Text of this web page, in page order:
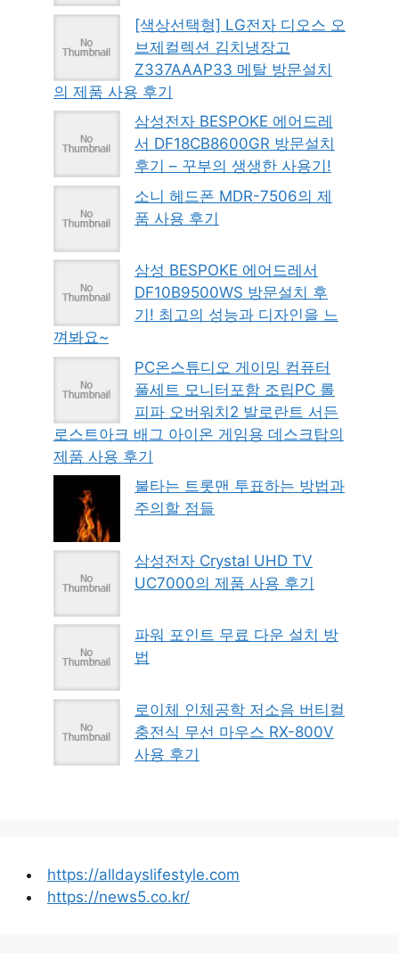
[색상선택형] LG전자 디오스 오
브제컬렉션 김치냉장고
Z337AAAP33 메탈 방문설치
의 제품 사용 후기
삼성전자 BESPOKE 에어드레
서 DF18CB8600GR 방문설치
후기 – 꾸부의 생생한 사용기!
소니 헤드폰 MDR-7506의 제
품 사용 후기
삼성 BESPOKE 에어드레서
DF10B9500WS 방문설치 후
기! 최고의 성능과 디자인을 느
껴봐요~
PC온스튜디오 게이밍 컴퓨터
풀세트 모니터포함 조립PC 롤
피파 오버워치2 발로란트 서든
로스트아크 배그 아이온 게임용 데스크탑의
제품 사용 후기
불타는 트롯맨 투표하는 방법과
주의할 점들
삼성전자 Crystal UHD TV
UC7000의 제품 사용 후기
파워 포인트 무료 다운 설치 방
법
로이체 인체공학 저소음 버티컬
충전식 무선 마우스 RX-800V
사용 후기
https://alldayslifestyle.com
https://news5.co.kr/